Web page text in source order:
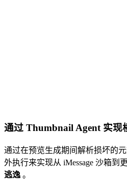
通过 Thumbnail Agent 实现
通过在预览生成期间解析损坏的
外执行来实现从 iMessage 沙箱到
逃逸 。